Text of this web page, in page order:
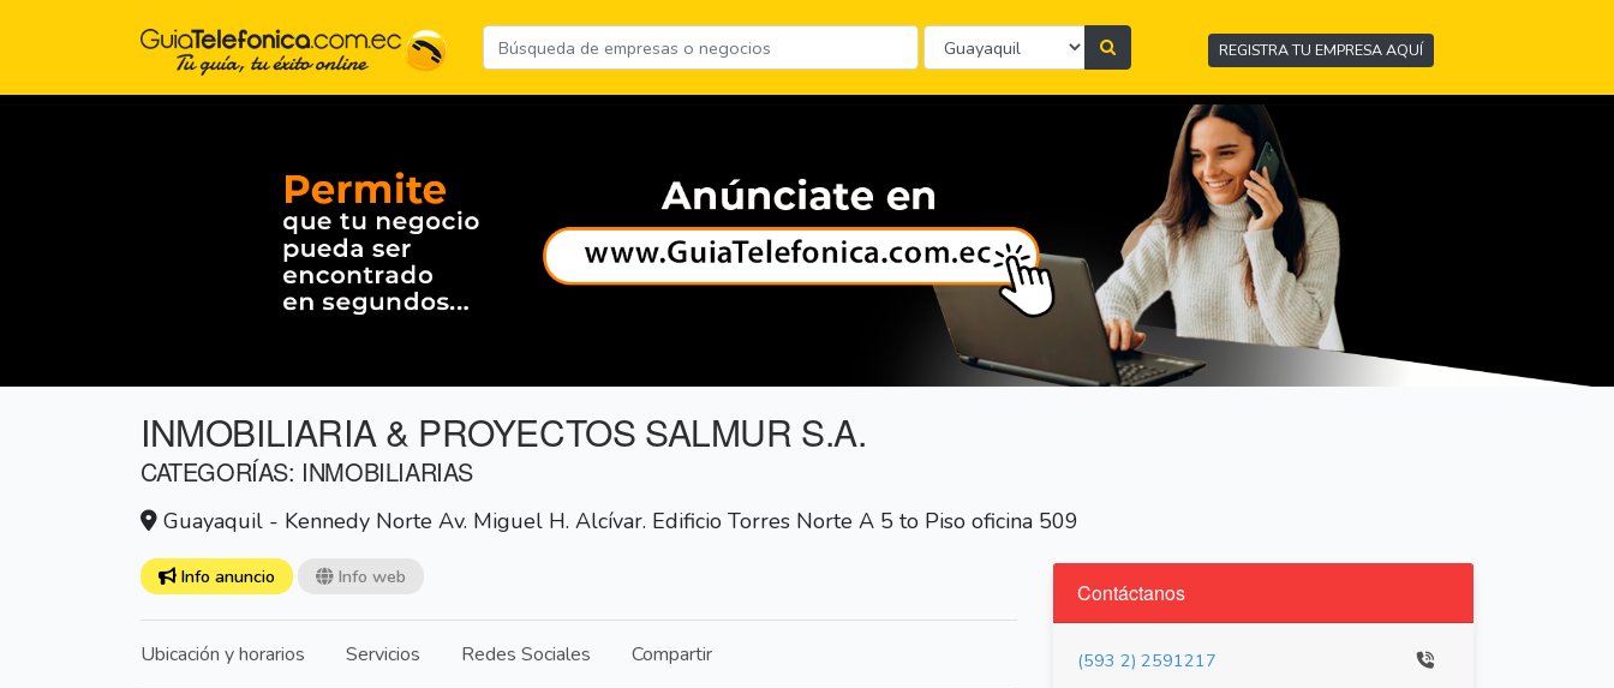
REGISTRA TU EMPRESA AQUÍ
INMOBILIARIA & PROYECTOS SALMUR S.A.
CATEGORÍAS: INMOBILIARIAS
Guayaquil - Kennedy Norte Av. Miguel H. Alcívar. Edificio Torres Norte A 5 to Piso oficina 509
Info anuncio Info web
Ubicación y horarios Servicios Redes Sociales Compartir
Contáctanos
(593 2) 2591217